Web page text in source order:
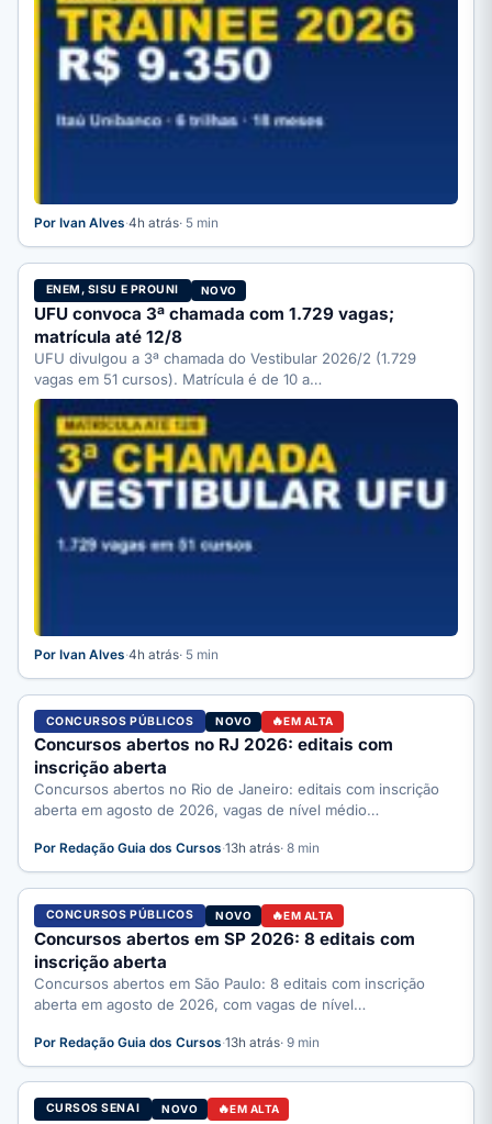
Por Ivan Alves·4h atrás· 5 min
ENEM, SISU E PROUNI NOVO
UFU convoca 3ª chamada com 1.729 vagas;
matrícula até 12/8
UFU divulgou a 3ª chamada do Vestibular 2026/2 (1.729
vagas em 51 cursos). Matrícula é de 10 a…
Por Ivan Alves·4h atrás· 5 min
CONCURSOS PÚBLICOS NOVO EM ALTA
Concursos abertos no RJ 2026: editais com
inscrição aberta
Concursos abertos no Rio de Janeiro: editais com inscrição
aberta em agosto de 2026, vagas de nível médio…
Por Redação Guia dos Cursos·13h atrás· 8 min
CONCURSOS PÚBLICOS NOVO EM ALTA
Concursos abertos em SP 2026: 8 editais com
inscrição aberta
Concursos abertos em São Paulo: 8 editais com inscrição
aberta em agosto de 2026, com vagas de nível…
Por Redação Guia dos Cursos·13h atrás· 9 min
CURSOS SENAI NOVO EM ALTA